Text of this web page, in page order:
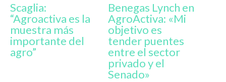
Scaglia:
“Agroactiva es la
muestra más
importante del
agro”
Benegas Lynch en
AgroActiva: «Mi
objetivo es
tender puentes
entre el sector
privado y el
Senado»